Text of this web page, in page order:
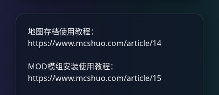
地图存档使用教程：
https://www.mcshuo.com/article/14
MOD模组安装使用教程：
https://www.mcshuo.com/article/15